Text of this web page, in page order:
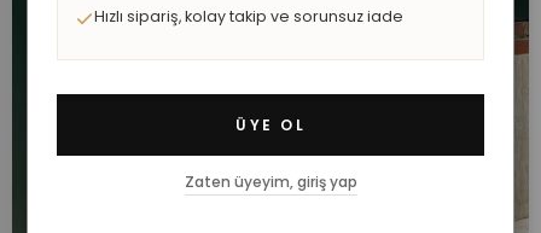
Hızlı sipariş, kolay takip ve sorunsuz iade
ÜYE OL
Zaten üyeyim, giriş yap